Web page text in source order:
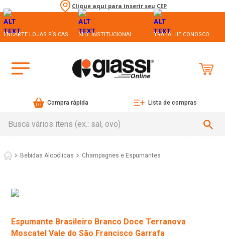
Clique aqui para inserir seu CEP
ENCARTE LOJAS FÍSICAS SITE INSTITUCIONAL TRABALHE CONOSCO
Compra rápida Lista de compras
Bebidas Alcoólicas Champagnes e Espumantes
Espumante Brasileiro Branco Doce Terranova
Moscatel Vale do São Francisco Garrafa